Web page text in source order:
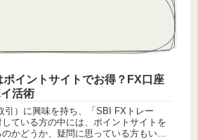
イントサイトでお得？FX口座
活術
引）に興味を持ち、「SBI FXトレー
している方の中には、ポイントサイトを
かどうか、疑問に思っている方もいる